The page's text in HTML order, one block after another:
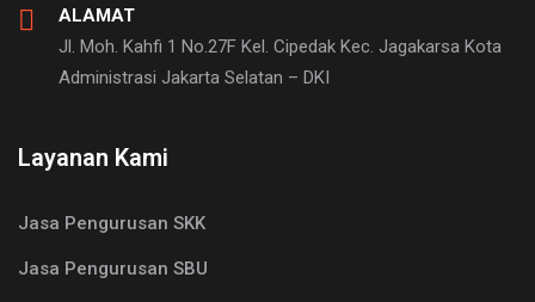
ALAMAT
Jl. Moh. Kahfi 1 No.27F Kel. Cipedak Kec. Jagakarsa Kota
Administrasi Jakarta Selatan – DKI
Layanan Kami
Jasa Pengurusan SKK
Jasa Pengurusan SBU